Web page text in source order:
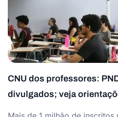
CNU dos professores:
divulgados; veja